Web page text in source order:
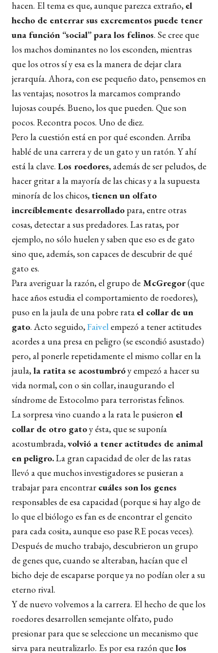
hacen. El tema es que, aunque parezca extraño, el
hecho de enterrar sus excrementos puede tener
una función “social” para los felinos. Se cree que
los machos dominantes no los esconden, mientras
que los otros sí y esa es la manera de dejar clara
jerarquía. Ahora, con ese pequeño dato, pensemos en
las ventajas; nosotros la marcamos comprando
lujosas coupés. Bueno, los que pueden. Que son
pocos. Recontra pocos. Uno de diez.
Pero la cuestión está en por qué esconden. Arriba
hablé de una carrera y de un gato y un ratón. Y ahí
está la clave. Los roedores, además de ser peludos, de
hacer gritar a la mayoría de las chicas y a la supuesta
minoría de los chicos, tienen un olfato
increíblemente desarrollado para, entre otras
cosas, detectar a sus predadores. Las ratas, por
ejemplo, no sólo huelen y saben que eso es de gato
sino que, además, son capaces de descubrir de qué
gato es.
Para averiguar la razón, el grupo de McGregor(que
hace años estudia el comportamiento de roedores),
puso en la jaula de una pobre rata el collar de un
gato. Acto seguido,Faivel empezó a tener actitudes
acordes a una presa en peligro (se escondió asustado)
pero, al ponerle repetidamente el mismo collar en la
jaula, la ratita se acostumbróy empezó a hacer su
vida normal, con o sin collar, inaugurando el
síndrome de Estocolmo para terroristas felinos.
La sorpresa vino cuando a la rata le pusieron el
collar de otro gatoy ésta, que se suponía
acostumbrada,volvió a tener actitudes de animal
en peligro.La gran capacidad de oler de las ratas
llevó a que muchos investigadores se pusieran a
trabajar para encontrar cuáles son los genes
responsables de esa capacidad (porque si hay algo de
lo que el biólogo es fan es de encontrar el gencito
para cada cosita, aunque eso pase RE pocas veces).
Después de mucho trabajo, descubrieron un grupo
de genes que, cuando se alteraban, hacían que el
bicho deje de escaparse porque ya no podían oler a su
eterno rival.
Y de nuevo volvemos a la carrera. El hecho de que los
roedores desarrollen semejante olfato, pudo
presionar para que se seleccione un mecanismo que
sirva para neutralizarlo. Es por esa razón que los